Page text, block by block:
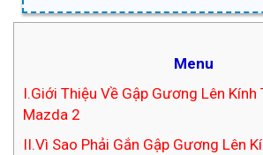
Menu
I.Giới Thiệu Về Gập Gương Lên
Mazda 2
II.Vì Sao Phải Gắn Gập Gương Lên